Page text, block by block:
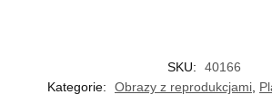
SKU:
40166
Kategorie:
Obrazy z reprodukcjami,